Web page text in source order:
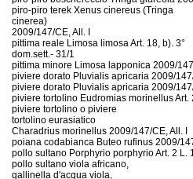
piro-piro terek Xenus cinereus (Tringa
cinerea)
2009/147/CE, All. I
pittima reale Limosa limosa Art. 18, b). 3°
dom.sett.- 31/1
pittima minore Limosa lapponica 2009/147/
piviere dorato Pluvialis apricaria 2009/147/
piviere dorato Pluvialis apricaria 2009/
piviere tortolino Eudromias morinellus Art.
piviere tortolino o piviere
tortolino eurasiatico
Charadrius morinellus 2009/147/CE, All. I
poiana codabianca Buteo rufinus 2009/
pollo sultano Porphyrio porphyrio Art. 2 L.
pollo sultano viola africano,
gallinella d'acqua viola,